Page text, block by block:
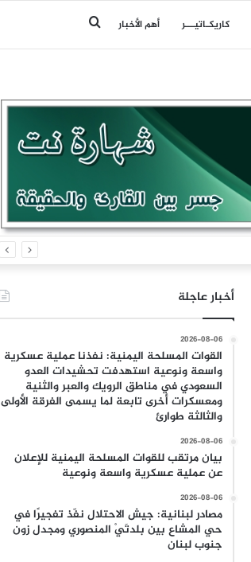
كاريكـاتيـــر أهم الأخبار بحث
أخبار عاجلة
2026-08-06
القوات المسلحة اليمنية: نفذنا عملية عسكرية
واسعة ونوعية استهدفت تحشيدات العدو
السعودي في مناطق الرويك والعبر والثنية
ومعسكرات أخرى تابعة لما يسمى الفرقة الأولى
والثالثة طوارئ
2026-08-06
بيان مرتقب للقوات المسلحة اليمنية للإعلان
عن عملية عسكرية واسعة ونوعية
2026-08-06
مصادر لبنانية: جيش الاحتلال نفّذ تفجيرًا في
حي المشاع بين بلدتَيْ المنصوري ومجدل زون
جنوب لبنان